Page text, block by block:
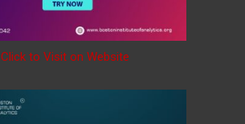
Click to Visit on Website